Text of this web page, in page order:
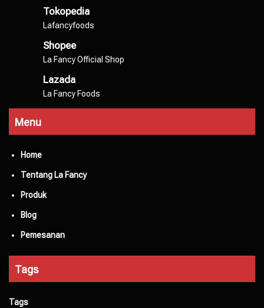
Tokopedia
Lafancyfoods
Shopee
La Fancy Official Shop
Lazada
La Fancy Foods
Menu
Home
Tentang La Fancy
Produk
Blog
Pemesanan
Tags
Tags